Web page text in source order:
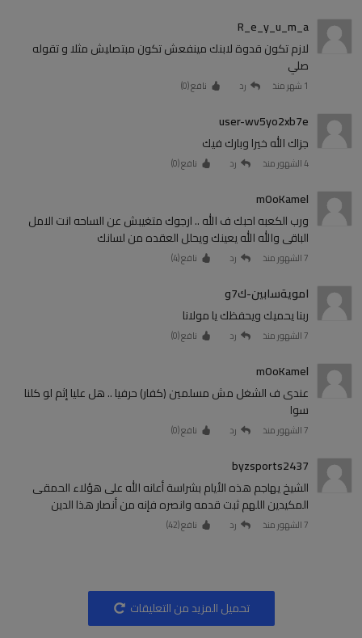
R_e_y_u_m_a
لازم تكون قدوة لابنك مينفعش تكون مبتصليش مثلا و تقوله
صلي
1 شهر منذ رد نافع (0
)
user-wv5yo2xb7e
جزاك الله خيرا وبارك فيك
4 الشهور منذ رد نافع (0
)
mOoKamel
ورب الكعبه احبك ف الله .. ارجوك متغيبش عن الساحه انت الامل
الباقى والله الله يعينك ويحلل العقده من لسانك
7 الشهور منذ رد نافع (4
)
امويةسابين-ك7و
ربنا يحميك ويحفظك يا مولانا
7 الشهور منذ رد نافع (0
)
mOoKamel
عندى ف الشغل مش مسلمين (كفار) حرفيا .. هل عليا إثم لو كلنا
سوا
7 الشهور منذ رد نافع (0
)
byzsports2437
الشيخ يهاجم هذه الأيام بشراسة أعانه الله على هؤلاء الحمقى
المكيدين اللهم ثبت قدمه وانصره فإنه من أنصار هذا الدين
7 الشهور منذ رد نافع (42
)
تحميل المزيد من التعليقات